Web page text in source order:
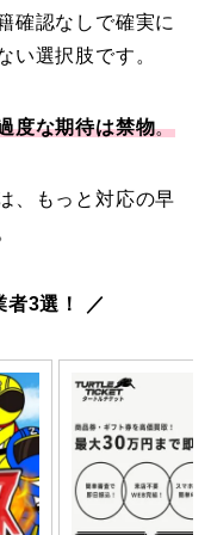
確認なしで確実に
い選択肢です。
度な期待は禁物。
、もっと対応の早
者3選！ ／